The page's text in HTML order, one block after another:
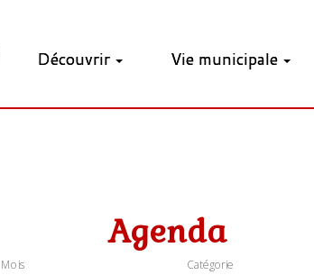
Découvrir Vie municipale
Agenda
Mois Catégorie